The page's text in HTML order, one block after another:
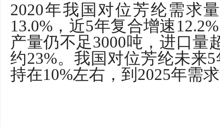
2020年我国对位芳纶需求
13.0% ，近5年复合增速12.2%
产量仍不足3000吨，进口量
约23%。我国对位芳纶未来5
持在10%左右，到 2025年需